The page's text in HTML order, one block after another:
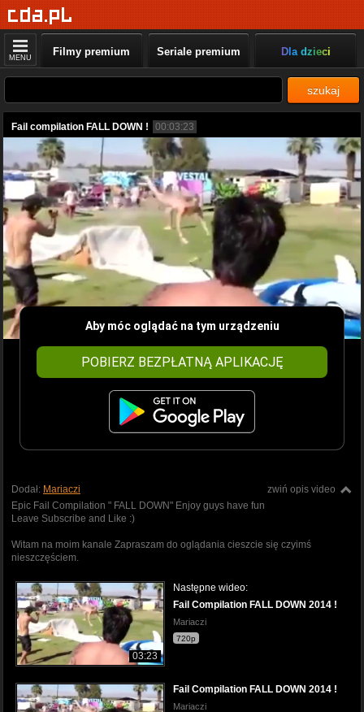
MENU Filmy premium Seriale premium Dla dzieci
szukaj
Fail compilation FALL DOWN ! 00:03:23
Aby móc oglądać na tym urządzeniu
POBIERZ BEZPŁATNĄ APLIKACJĘ
zwiń opis video
Dodał: Mariaczi
Epic Fail Compilation " FALL DOWN" Enjoy guys have fun
Leave Subscribe and Like :)
Witam na moim kanale Zapraszam do oglądania cieszcie się czyimś
nieszczęściem.
03:23
Następne wideo:
Fail Compilation FALL DOWN 2014 !
Mariaczi
720p
Fail Compilation FALL DOWN 2014 !
Mariaczi